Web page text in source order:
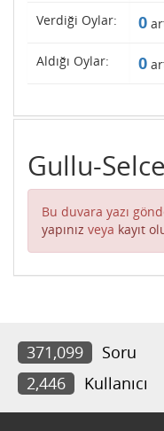
Verdiği Oylar: 0
Aldığı Oylar: 0
Gullu-
Bu duvara yazı
yapınız veya kayıt
371,099 Soru
2,446
Kullanıcı